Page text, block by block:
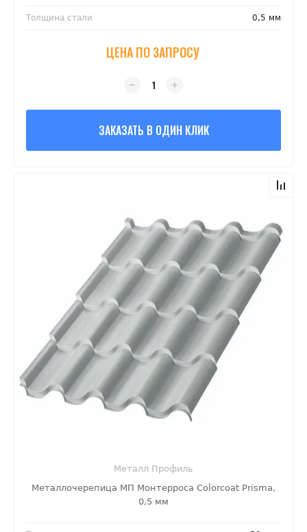
Толщина стали 0,5 мм
ЦЕНА ПО ЗАПРОСУ
ЗАКАЗАТЬ В ОДИН КЛИК
Металл Профиль
Металлочерепица МП Монтерроса Colorcoat Prisma,
0,5 мм